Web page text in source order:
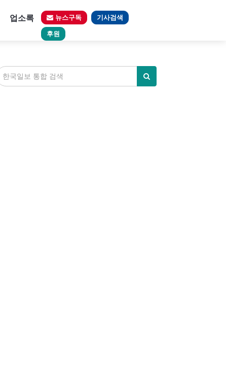
업소록 뉴스구독 기사검색
후원